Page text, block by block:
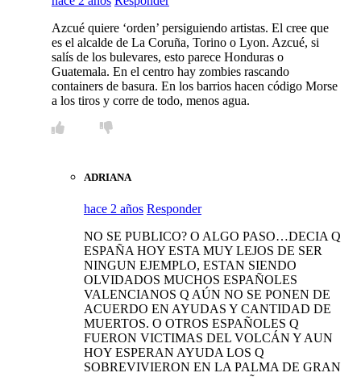
Azcué quiere ‘orden’ persiguiendo artistas. El cree que
es el alcalde de La Coruña, Torino o Lyon. Azcué, si
salís de los bulevares, esto parece Honduras o
Guatemala. En el centro hay zombies rascando
containers de basura. En los barrios hacen código Morse
a los tiros y corre de todo, menos agua.
ADRIANA
hace 2 años Responder
NO SE PUBLICO? O ALGO PASO…DECIA Q
ESPAÑA HOY ESTA MUY LEJOS DE SER
NINGUN EJEMPLO, ESTAN SIENDO
OLVIDADOS MUCHOS ESPAÑOLES
VALENCIANOS Q AÚN NO SE PONEN DE
ACUERDO EN AYUDAS Y CANTIDAD DE
MUERTOS. O OTROS ESPAÑOLES Q
FUERON VICTIMAS DEL VOLCÁN Y AUN
HOY ESPERAN AYUDA LOS Q
SOBREVIVIERON EN LA PALMA DE GRAN